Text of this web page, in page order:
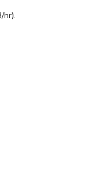
hr).